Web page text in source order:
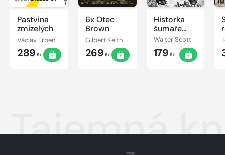
Pastvina
zmizelých
Václav Erben
289 Kč
6x Otec
Brown
Gilbert Keith Chesterton
269 Kč
Historka
šumaře
Willieho
Walter Scott
179 Kč
Tajemná